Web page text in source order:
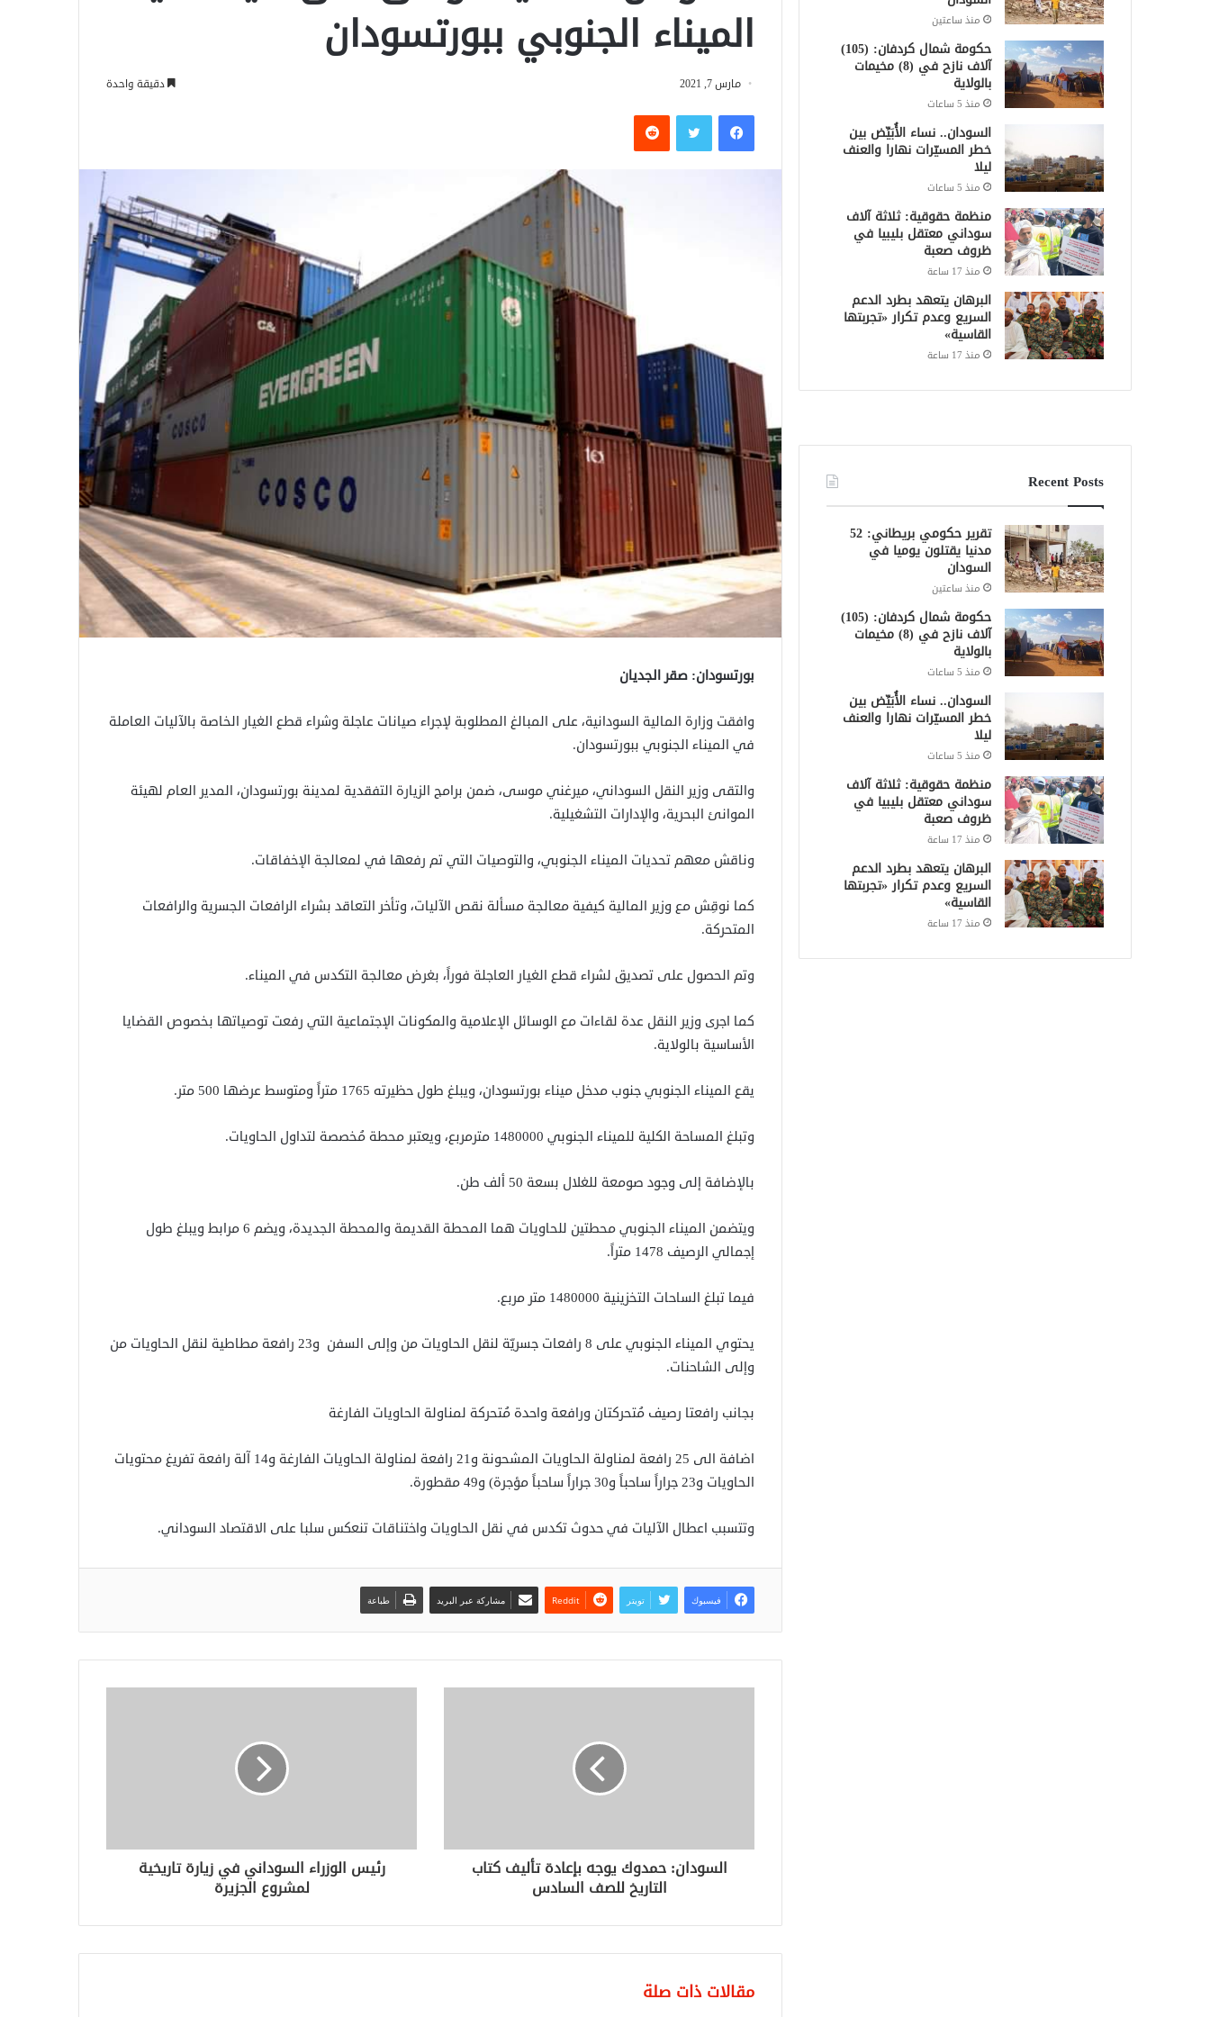
الميناء الجنوبي ببورتسودان
مارس 7, 2021 دقيقة واحدة
فيسبوكتويتر
بورتسودان: صقر الجديان
وافقت وزارة المالية السودانية، على المبالغ المطلوبة لإجراء صيانات عاجلة وشراء قطع الغيار الخاصة بالآليات العاملة
في الميناء الجنوبي ببورتسودان.
والتقى وزير النقل السوداني، ميرغني موسى، ضمن برامج الزيارة التفقدية لمدينة بورتسودان، المدير العام لهيئة
الموانئ البحرية، والإدارات التشغيلية.
وناقش معهم تحديات الميناء الجنوبي، والتوصيات التي تم رفعها في لمعالجة الإخفاقات.
كما نوقِش مع وزير المالية كيفية معالجة مسألة نقص الآليات، وتأخر التعاقد بشراء الرافعات الجسرية والرافعات
المتحركة.
وتم الحصول على تصديق لشراء قطع الغيار العاجلة فوراً، بغرض معالجة التكدس في الميناء.
كما اجرى وزير النقل عدة لقاءات مع الوسائل الإعلامية والمكونات الإجتماعية التي رفعت توصياتها بخصوص القضايا
الأساسية بالولاية.
يقع الميناء الجنوبي جنوب مدخل ميناء بورتسودان، ويبلغ طول حظيرته 1765 متراً ومتوسط عرضها 500 متر.
وتبلغ المساحة الكلية للميناء الجنوبي 1480000 مترمربع، ويعتبر محطة مُخصصة لتداول الحاويات.
بالإضافة إلى وجود صومعة للغلال بسعة 50 ألف طن.
ويتضمن الميناء الجنوبي محطتين للحاويات هما المحطة القديمة والمحطة الجديدة، ويضم 6 مرابط ويبلغ طول
إجمالي الرصيف 1478 متراً.
فيما تبلغ الساحات التخزينية 1480000 متر مربع.
يحتوي الميناء الجنوبي على 8 رافعات جسريّة لنقل الحاويات من وإلى السفن و23 رافعة مطاطية لنقل الحاويات من
وإلى الشاحنات.
بجانب رافعتا رصيف مُتحركتان ورافعة واحدة مُتحركة لمناولة الحاويات الفارغة
اضافة الى 25 رافعة لمناولة الحاويات المشحونة و21 رافعة لمناولة الحاويات الفارغة و14 آلة رافعة تفريغ محتويات
الحاويات و23 جراراً ساحباً و30 جراراً ساحباً مؤجرة) و49 مقطورة.
وتتسبب اعطال الآليات في حدوث تكدس في نقل الحاويات واختناقات تنعكس سلبا على الاقتصاد السوداني.
فيسبوك تويتر مشاركة عبر البريد طباعة
السودان: حمدوك يوجه بإعادة تأليف كتاب
التاريخ للصف السادس
رئيس الوزراء السوداني في زيارة تاريخية
لمشروع الجزيرة
مقالات ذات صلة
منذ ساعتين
حكومة شمال كردفان: (105)
آلاف نازح في (8) مخيمات
بالولاية
منذ 5 ساعات
السودان.. نساء الأُبَيِّض بين
خطر المسيّرات نهارا والعنف
ليلا
منذ 5 ساعات
منظمة حقوقية: ثلاثة آلاف
سوداني معتقل بليبيا في
ظروف صعبة
منذ 17 ساعة
البرهان يتعهد بطرد الدعم
السريع وعدم تكرار «تجربتها
القاسية»
منذ 17 ساعة
Recent Posts
تقرير حكومي بريطاني: 52
مدنيا يقتلون يوميا في
السودان
منذ ساعتين
حكومة شمال كردفان: (105)
آلاف نازح في (8) مخيمات
بالولاية
منذ 5 ساعات
السودان.. نساء الأُبَيِّض بين
خطر المسيّرات نهارا والعنف
ليلا
منذ 5 ساعات
منظمة حقوقية: ثلاثة آلاف
سوداني معتقل بليبيا في
ظروف صعبة
منذ 17 ساعة
البرهان يتعهد بطرد الدعم
السريع وعدم تكرار «تجربتها
القاسية»
منذ 17 ساعة